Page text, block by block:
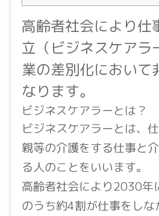
高齢者社会により仕
立（ビジネスケアラ
業の差別化において
なります。
ビジネスケアラーとは？
ビジネスケアラーとは、
親等の介護をする仕事と
る人のことをいいます。
高齢者社会により2030年
のうち約4割が仕事をし